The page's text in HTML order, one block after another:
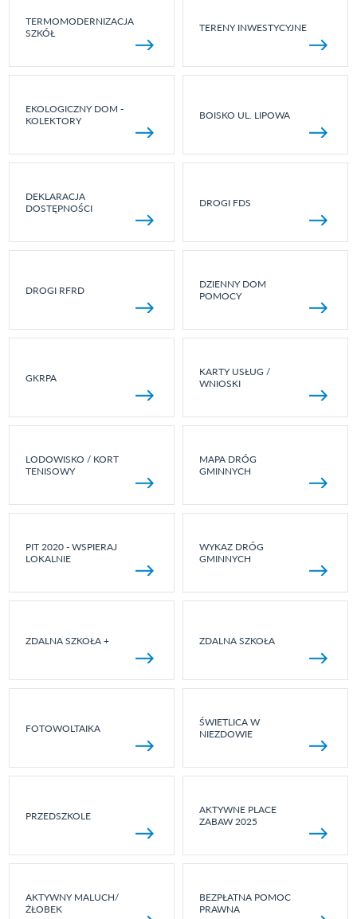
TERMOMODERNIZACJA
SZKÓŁ
TERENY INWESTYCYJNE
EKOLOGICZNY DOM -
KOLEKTORY
BOISKO UL. LIPOWA
DEKLARACJA
DOSTĘPNOŚCI
DROGI FDS
DROGI RFRD
DZIENNY DOM
POMOCY
GKRPA
KARTY USŁUG /
WNIOSKI
LODOWISKO / KORT
TENISOWY
MAPA DRÓG
GMINNYCH
PIT 2020 - WSPIERAJ
LOKALNIE
WYKAZ DRÓG
GMINNYCH
ZDALNA SZKOŁA + ZDALNA SZKOŁA
FOTOWOLTAIKA
ŚWIETLICA W
NIEZDOWIE
PRZEDSZKOLE
AKTYWNE PLACE
ZABAW 2025
AKTYWNY MALUCH/
ŻŁOBEK
BEZPŁATNA POMOC
PRAWNA